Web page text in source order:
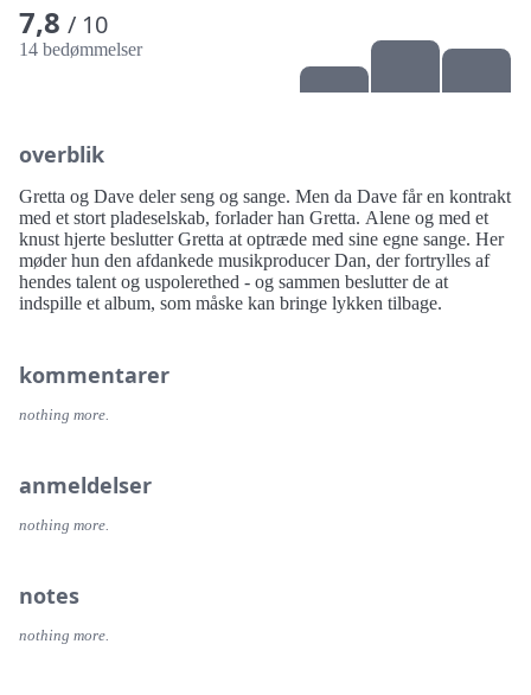
7,8 / 10
14 bedømmelser
overblik
Gretta og Dave deler seng og sange. Men da Dave får en kontrakt
med et stort pladeselskab, forlader han Gretta. Alene og med et
knust hjerte beslutter Gretta at optræde med sine egne sange. Her
møder hun den afdankede musikproducer Dan, der fortrylles af
hendes talent og uspolerethed - og sammen beslutter de at
indspille et album, som måske kan bringe lykken tilbage.
kommentarer
nothing more.
anmeldelser
nothing more.
notes
nothing more.